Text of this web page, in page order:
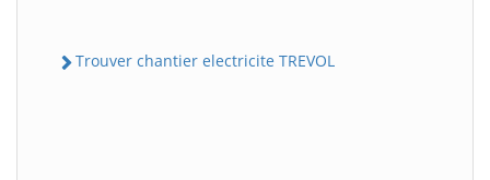
Trouver chantier electricite TREVOL